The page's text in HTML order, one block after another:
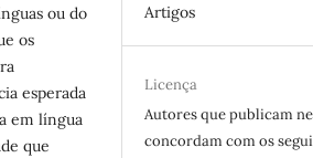
ou do
os
esperada
em língua
que
Artigos
Licença
Autores que publicam
concordam com os